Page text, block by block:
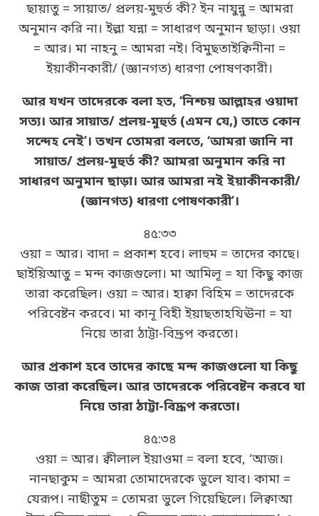
ছায়াতু = সায়াত/ প্রলয়-মুহুর্ত কী? ইন নাযুন্নু = আমরা
অনুমান করি না। ইল্লা যন্না = সাধারণ অনুমান ছাড়া। ওয়া
= আর। মা নাহনু = আমরা নই। বিমুছতাইক্বিনীনা =
ইয়াকীনকারী/ (জ্ঞানগত) ধারণা পোষণকারী।
আর যখন তাদেরকে বলা হত, ‘নিশ্চয় আল্লাহর ওয়াদা
সত্য। আর সায়াত/ প্রলয়-মুহুর্ত (এমন যে,) তাতে কোন
সন্দেহ নেই’। তখন তোমরা বলতে, ‘আমরা জানি না
সায়াত/ প্রলয়-মুহুর্ত কী? আমরা অনুমান করি না
সাধারণ অনুমান ছাড়া। আর আমরা নই ইয়াকীনকারী/
(জ্ঞানগত) ধারণা পোষণকারী’।
৪৫:৩৩
ওয়া = আর। বাদা = প্রকাশ হবে। লাহুম = তাদের কাছে।
ছাইয়িআতু = মন্দ কাজগুলো। মা আমিলূ = যা কিছু কাজ
তারা করেছিল। ওয়া = আর। হাক্বা বিহিম = তাদেরকে
পরিবেষ্টন করবে। মা কানূ বিহী ইয়াছতাহযিঊনা = যা
নিয়ে তারা ঠাট্টা-বিদ্রূপ করতো।
আর প্রকাশ হবে তাদের কাছে মন্দ কাজগুলো যা কিছু
কাজ তারা করেছিল। আর তাদেরকে পরিবেষ্টন করবে যা
নিয়ে তারা ঠাট্টা-বিদ্রূপ করতো।
৪৫:৩৪
ওয়া = আর। ক্বীলাল ইয়াওমা = বলা হবে, ‘আজ।
নানছাকুম = আমরা তোমাদেরকে ভুলে যাব। কামা =
যেরূপ। নাছীতুম = তোমরা ভুলে গিয়েছিলে। লিক্বাআ